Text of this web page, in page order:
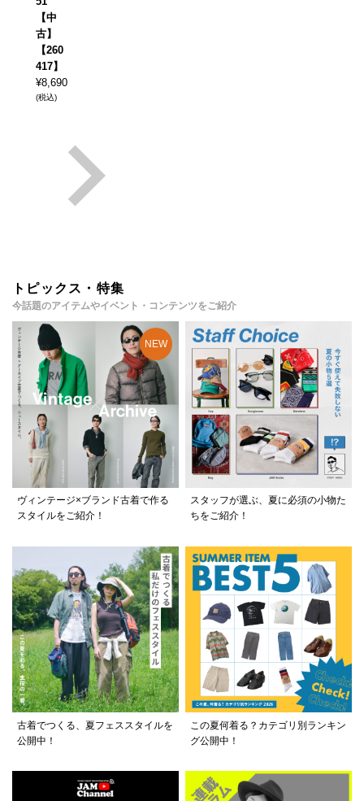
【中
古】
【260
417】
¥8,690
(税込)
トピックス・特集
今話題のアイテムやイベント・コンテンツをご紹介
ヴィンテージ×ブランド古着で作る
スタイルをご紹介！
スタッフが選ぶ、夏に必須の小物た
ちをご紹介！
古着でつくる、夏フェススタイルを
公開中！
この夏何着る？カテゴリ別ランキン
グ公開中！